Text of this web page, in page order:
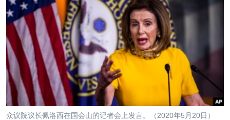
航
跳
转
到
索
中东
欧洲
非洲
美洲
全球议题
人权·法律·宗教
科教·文娱·体健
军事
劳工
环境
热点专题
白宫要闻
国会报道
美中关系
美国建国250周年
埃博拉疫情
VOA视频
VOA今日焦点
中文广播
关注我们
众议院议长佩洛西在国会山的记者会上发言。（2020年5月20日）